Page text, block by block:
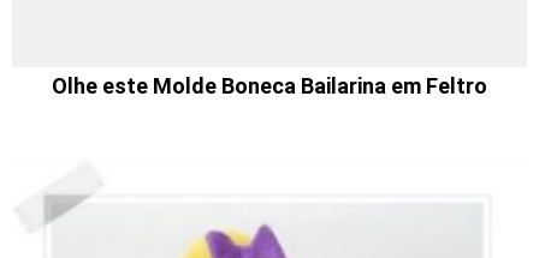
Olhe este Molde Boneca Bailarina em Feltro